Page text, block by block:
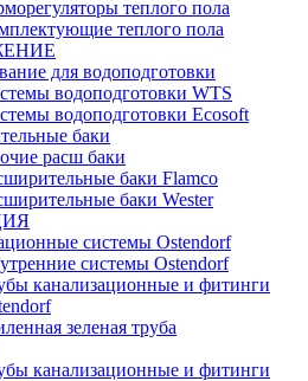
теплого пола
теплого пола
для водоподготовки
водоподготовки WTS
водоподготовки Ecosoft
баки
расш баки
баки Flamco
баки Wester
системы Ostendorf
системы Ostendorf
канализационные и фитинги
зеленая труба
канализационные и фитинги